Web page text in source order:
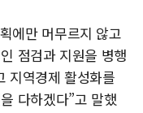
에만 머무르지 않고
점검과 지원을 병행
지역경제 활성화를
다하겠다”고 말했